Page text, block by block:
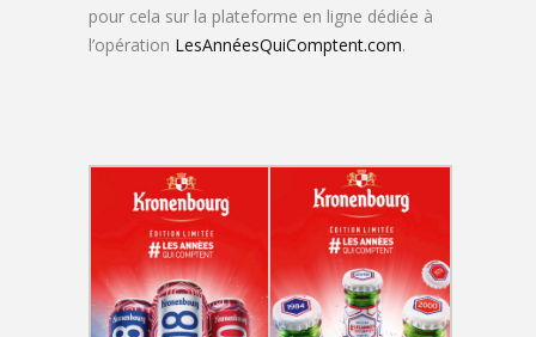
pour cela sur la plateforme en ligne dédiée à
l’opération LesAnnéesQuiComptent.com.